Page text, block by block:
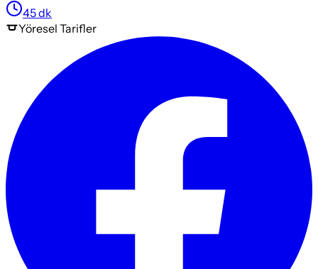
45dk
Yöresel Tarifler